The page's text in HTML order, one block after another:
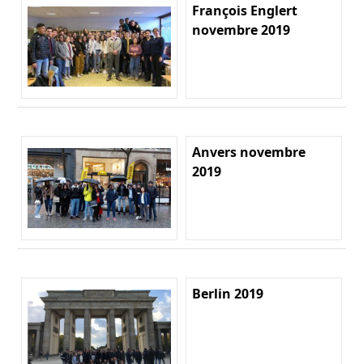
François Englert
novembre 2019
Anvers novembre
2019
Berlin 2019